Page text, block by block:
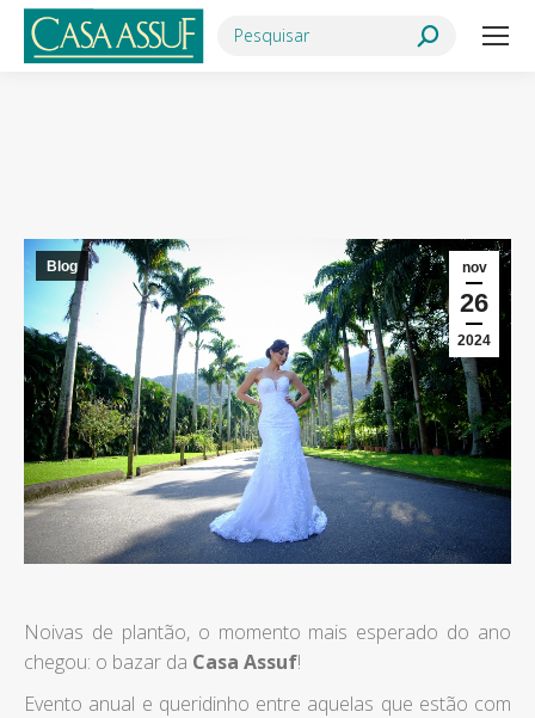
Search:
nov
26
2024
Blog
Noivas de plantão, o momento mais esperado do ano
chegou: o bazar da Casa Assuf!
Evento anual e queridinho entre aquelas que estão com